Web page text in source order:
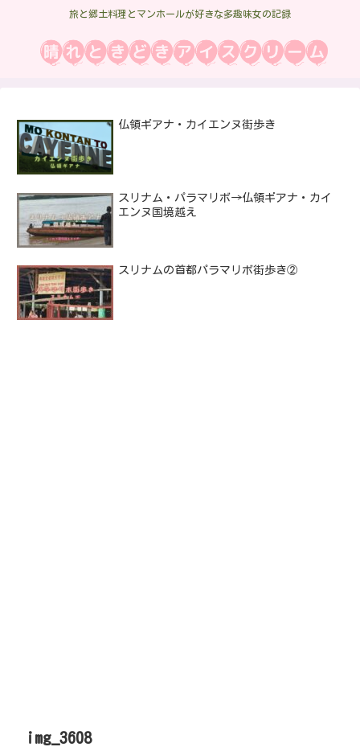
旅と郷土料理とマンホールが好きな多趣味女の記録
仏領ギアナ・カイエンヌ街歩き
スリナム・パラマリボ→仏領ギアナ・カイ
エンヌ国境越え
スリナムの首都パラマリボ街歩き②
img_3608